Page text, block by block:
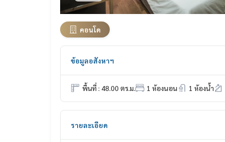
คอนโด
ข้อมูลอสังหาฯ
พื้นที่ : 48.00 ตร.ม. 1 ห้องนอน 1 ห้องน้ำ
รายละเอียด